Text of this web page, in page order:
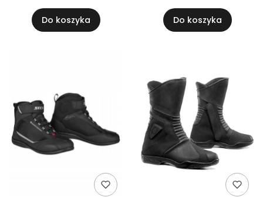
Do koszyka Do koszyka